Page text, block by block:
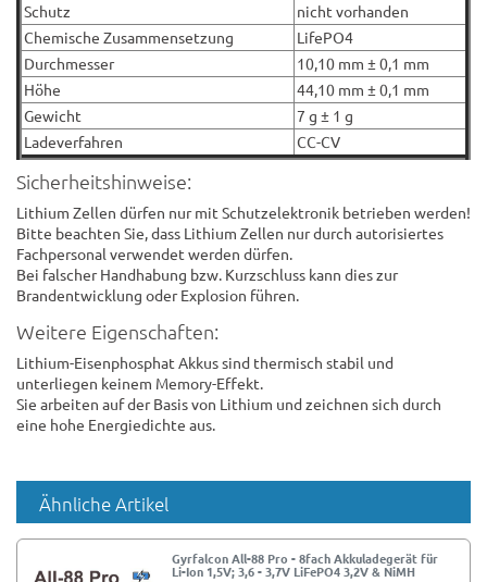
Schutz
nicht vorhanden
Chemische Zusammensetzung
LifePO4
Durchmesser
10,10 mm ± 0,1 mm
Höhe
44,10 mm ± 0,1 mm
Gewicht
7 g ± 1 g
Ladeverfahren
CC-CV
Sicherheitshinweise:
Lithium Zellen dürfen nur mit Schutzelektronik betrieben werden!
Bitte beachten Sie, dass Lithium Zellen nur durch autorisiertes
Fachpersonal verwendet werden dürfen.
Bei falscher Handhabung bzw. Kurzschluss kann dies zur
Brandentwicklung oder Explosion führen.
Weitere Eigenschaften:
Lithium-Eisenphosphat Akkus sind thermisch stabil und
unterliegen keinem Memory-Effekt.
Sie arbeiten auf der Basis von Lithium und zeichnen sich durch
eine hohe Energiedichte aus.
Ähnliche Artikel
Gyrfalcon All-88 Pro - 8fach Akkuladegerät für
Li-Ion 1,5V; 3,6 - 3,7V LiFePO4 3,2V & NiMH